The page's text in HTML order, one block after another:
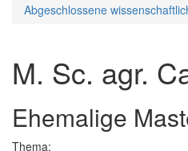
Abgeschlossene
M. Sc. agr.
Ehemalige
Thema: